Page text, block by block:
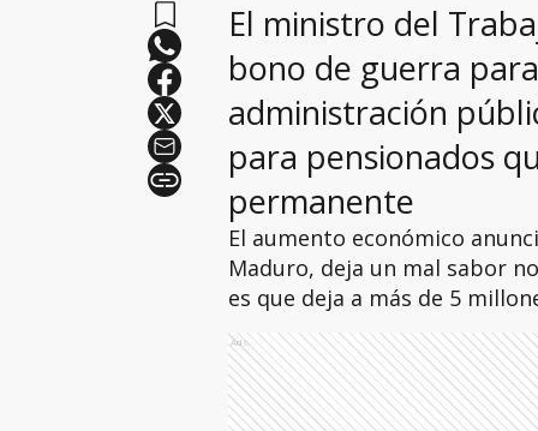
El ministro del
bono de guerra
administración
para pensionados
permanente
El aumento económico
Maduro, deja un mal sabor
es que deja a más de 5
Ads